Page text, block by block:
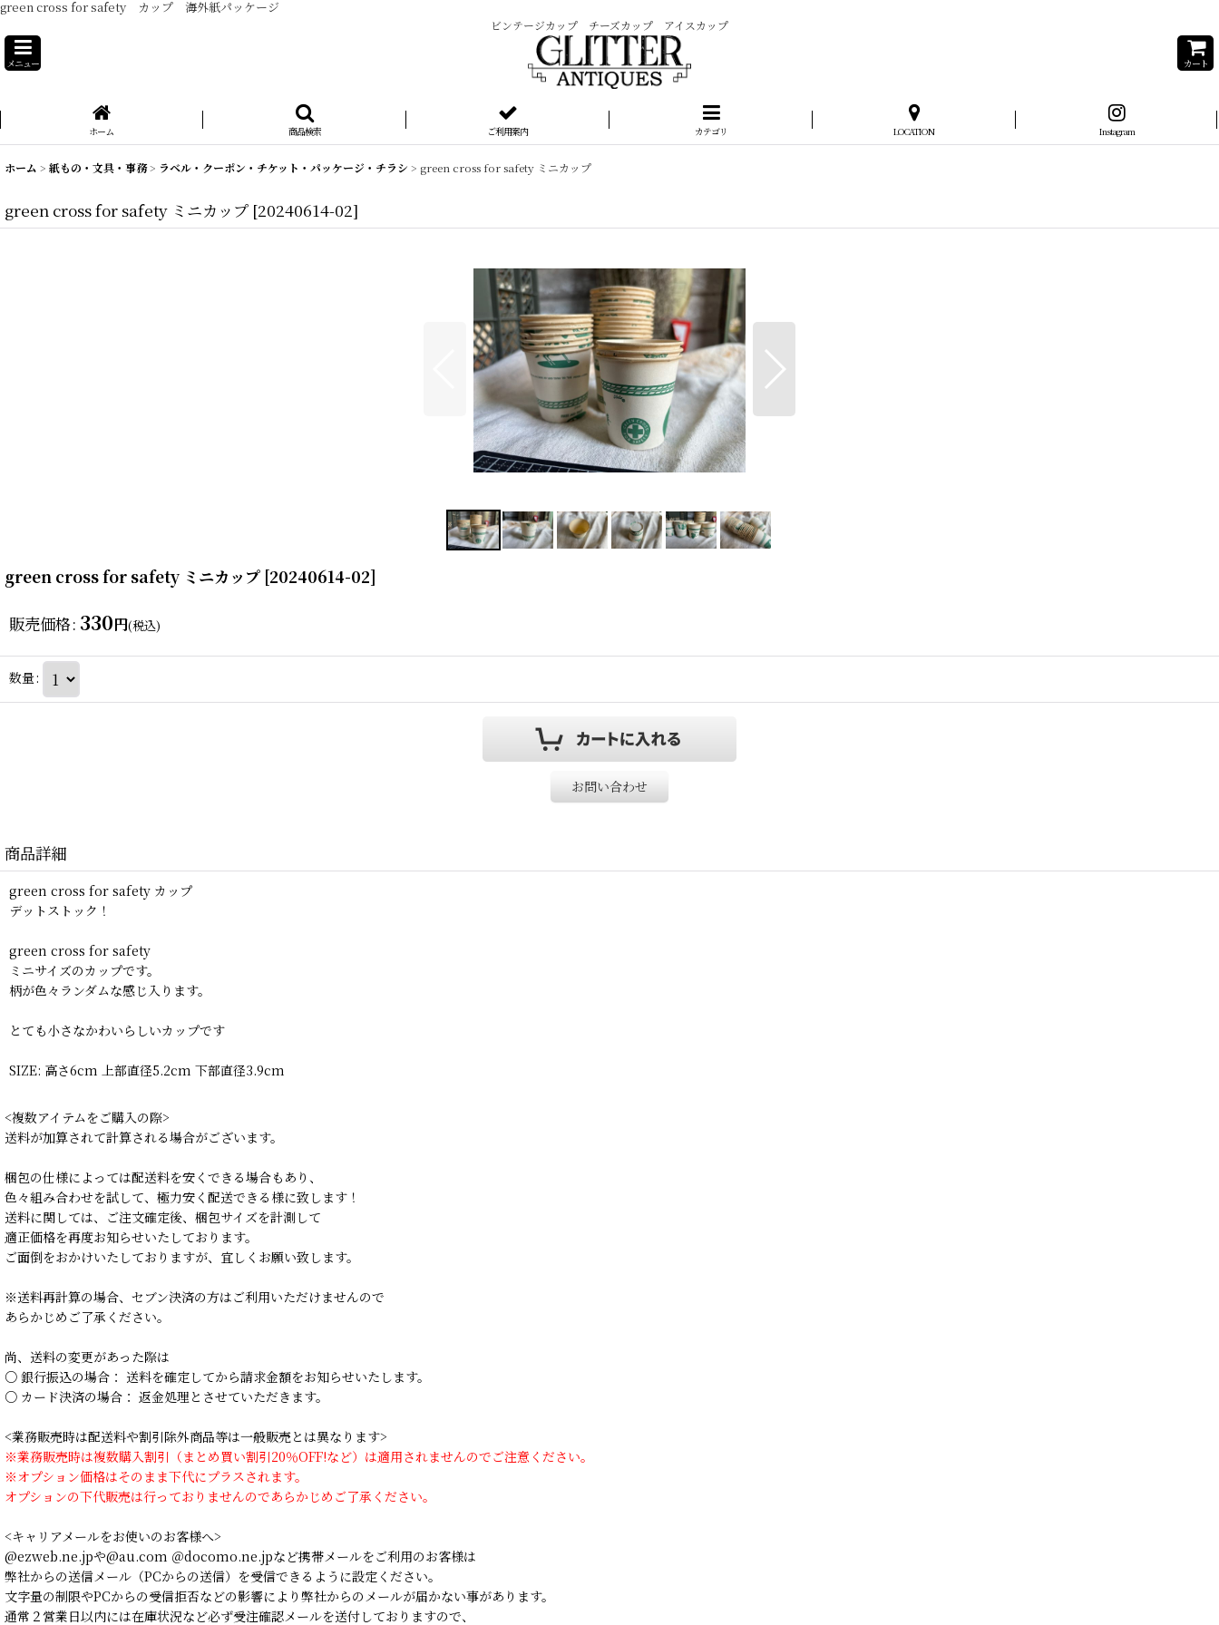
green cross for safety カップ 海外紙パッケージ
ビンテージカップ チーズカップ アイスカップ
メニュー カート
ホーム 商品検索 ご利用案内 カテゴリ LOCATION Instagram
ホーム > 紙もの・文具・事務> ラベル・クーポン・チケット・パッケージ・チラシ > green cross for safety ミニカップ
green cross for safety ミニカップ [20240614-02]
green cross for safety ミニカップ [20240614-02]
販売価格: 330円(税込)
数量:
お問い合わせ
商品詳細
green cross for safety カップ
デットストック！
green cross for safety
ミニサイズのカップです。
柄が色々ランダムな感じ入ります。
とても小さなかわいらしいカップです
SIZE: 高さ6cm 上部直径5.2cm 下部直径3.9cm
<複数アイテムをご購入の際>
送料が加算されて計算される場合がございます。
梱包の仕様によっては配送料を安くできる場合もあり、
色々組み合わせを試して、極力安く配送できる様に致します！
送料に関しては、ご注文確定後、梱包サイズを計測して
適正価格を再度お知らせいたしております。
ご面倒をおかけいたしておりますが、宜しくお願い致します。
※送料再計算の場合、セブン決済の方はご利用いただけませんので
あらかじめご了承ください。
尚、送料の変更があった際は
○ 銀行振込の場合： 送料を確定してから請求金額をお知らせいたします。
○ カード決済の場合： 返金処理とさせていただきます。
<業務販売時は配送料や割引除外商品等は一般販売とは異なります>
※業務販売時は複数購入割引（まとめ買い割引20％OFF!など）は適用されませんのでご注意ください。
※オプション価格はそのまま下代にプラスされます。
オプションの下代販売は行っておりませんのであらかじめご了承ください。
<キャリアメールをお使いのお客様へ>
@ezweb.ne.jpや@au.com ＠docomo.ne.jpなど携帯メールをご利用のお客様は
弊社からの送信メール（PCからの送信）を受信できるように設定ください。
文字量の制限やPCからの受信拒否などの影響により弊社からのメールが届かない事があります。
通常２営業日以内には在庫状況など必ず受注確認メールを送付しておりますので、